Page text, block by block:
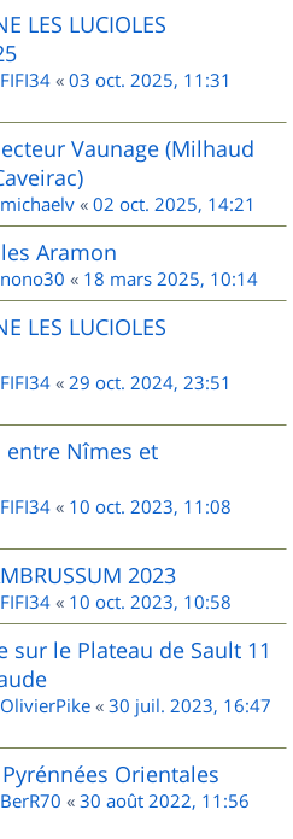
LES LUCIOLES
FIFI34 « 03 oct. 2025, 11:31
Vaunage (Milhaud
michaelv « 02 oct. 2025, 14:21
Aramon
nono30 « 18 mars 2025, 10:14
LES LUCIOLES
FIFI34 « 29 oct. 2024, 23:51
entre Nîmes et
FIFI34 « 10 oct. 2023, 11:08
2023
FIFI34 « 10 oct. 2023, 10:58
sur le Plateau de Sault 11
OlivierPike « 30 juil. 2023, 16:47
Orientales
BerR70 « 30 août 2022, 11:56